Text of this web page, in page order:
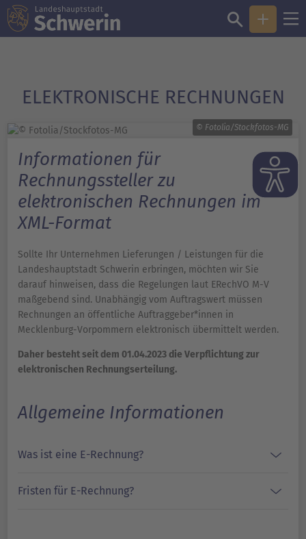
ELEKTRONISCHE ­RECHNUNGEN
© Fotolia/Stockfotos-MG
Informationen für
Rechnungssteller zu
elektronischen Rechnungen im
XML-Format
Sollte Ihr Unternehmen Lieferungen / Leistungen für die
Landeshauptstadt Schwerin erbringen, möchten wir Sie
darauf hinweisen, dass die Regelungen laut ERechVO M-V
maßgebend sind. Unabhängig vom Auftragswert müssen
Rechnungen an öffentliche Auftraggeber*innen in
Mecklenburg-Vorpommern elektronisch übermittelt werden.
Daher besteht seit dem 01.04.2023 die Verpflichtung zur
elektronischen Rechnungserteilung.
Allgemeine Informationen
Was ist eine E-Rechnung?
Fristen für E-Rechnung?